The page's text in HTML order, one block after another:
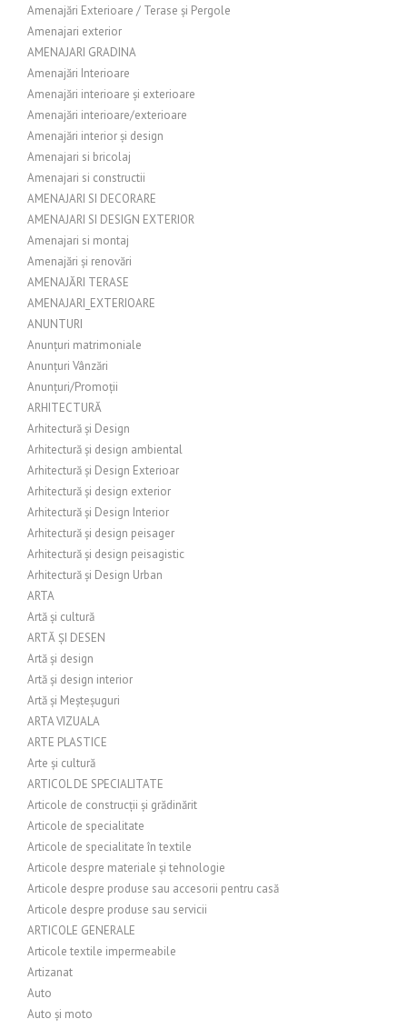
Amenajări Exterioare / Terase și Pergole
Amenajari exterior
AMENAJARI GRADINA
Amenajări Interioare
Amenajări interioare și exterioare
Amenajări interioare/exterioare
Amenajări interior și design
Amenajari si bricolaj
Amenajari si constructii
AMENAJARI SI DECORARE
AMENAJARI SI DESIGN EXTERIOR
Amenajari si montaj
Amenajări și renovări
AMENAJĂRI TERASE
AMENAJARI_EXTERIOARE
ANUNTURI
Anunțuri matrimoniale
Anunțuri Vânzări
Anunțuri/Promoții
ARHITECTURĂ
Arhitectură și Design
Arhitectură și design ambiental
Arhitectură și Design Exterioar
Arhitectură și design exterior
Arhitectură și Design Interior
Arhitectură și design peisager
Arhitectură și design peisagistic
Arhitectură și Design Urban
ARTA
Artă și cultură
ARTĂ ȘI DESEN
Artă și design
Artă și design interior
Artă și Meșteșuguri
ARTA VIZUALA
ARTE PLASTICE
Arte și cultură
ARTICOL DE SPECIALITATE
Articole de construcții și grădinărit
Articole de specialitate
Articole de specialitate în textile
Articole despre materiale și tehnologie
Articole despre produse sau accesorii pentru casă
Articole despre produse sau servicii
ARTICOLE GENERALE
Articole textile impermeabile
Artizanat
Auto
Auto și moto